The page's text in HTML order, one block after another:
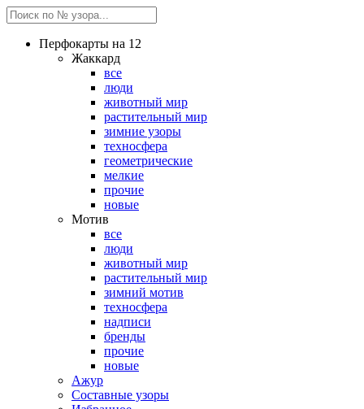
Перфокарты на 12
Жаккард
все
люди
животный мир
растительный мир
зимние узоры
техносфера
геометрические
мелкие
прочие
новые
Мотив
все
люди
животный мир
растительный мир
зимний мотив
техносфера
надписи
бренды
прочие
новые
Ажур
Составные узоры